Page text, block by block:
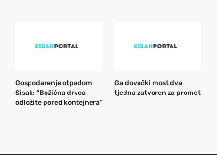
Gospodarenje otpadom
Sisak: “Božićna drvca
odložite pored kontejnera”
Galdovački most dva
tjedna zatvoren za promet